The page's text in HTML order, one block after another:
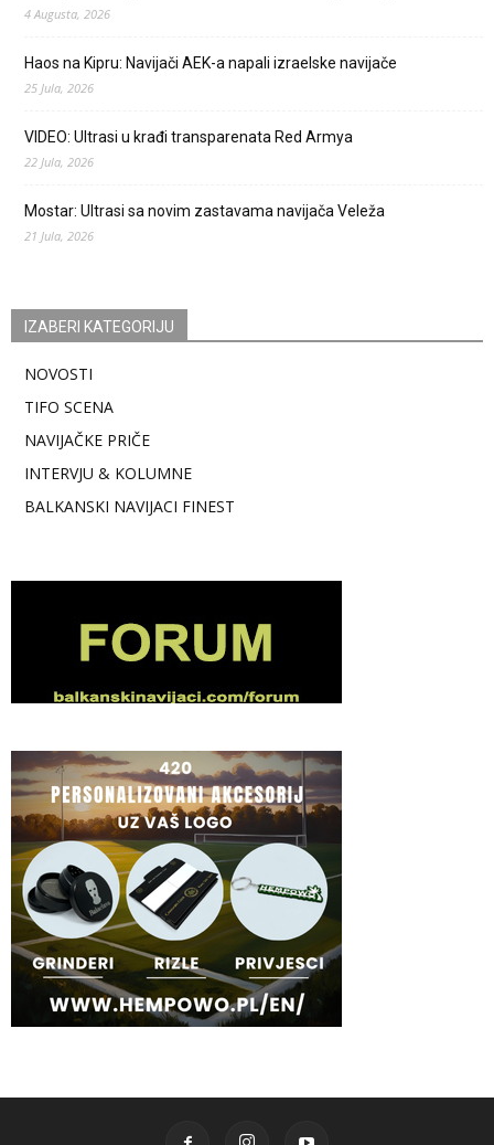
4 Augusta, 2026
Haos na Kipru: Navijači AEK-a napali izraelske navijače
25 Jula, 2026
VIDEO: Ultrasi u krađi transparenata Red Armya
22 Jula, 2026
Mostar: Ultrasi sa novim zastavama navijača Veleža
21 Jula, 2026
IZABERI KATEGORIJU
NOVOSTI
TIFO SCENA
NAVIJAČKE PRIČE
INTERVJU & KOLUMNE
BALKANSKI NAVIJACI FINEST